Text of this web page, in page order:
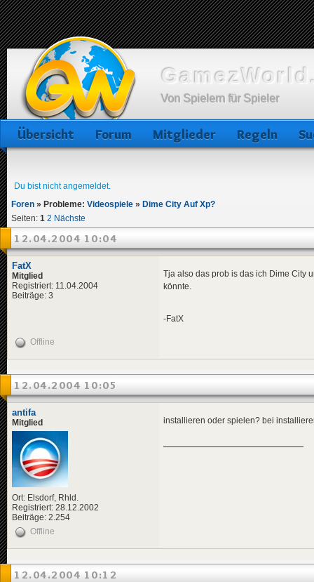
Von Spielern für Spieler
Übersicht Forum Mitglieder Regeln
Du bist nicht angemeldet.
Foren » Probleme: Videospiele » Dime City Auf Xp?
Seiten: 1 2 Nächste
12.04.2004 10:04
FatX
Mitglied
Registriert: 11.04.2004
Beiträge: 3
Tja also das prob is das ich Dime City
könnte.
-FatX
Offline
12.04.2004 10:05
antifa
Mitglied
Ort: Elsdorf, Rhld.
Registriert: 28.12.2002
Beiträge: 2.254
installieren oder spielen? bei
Offline
12.04.2004 10:12